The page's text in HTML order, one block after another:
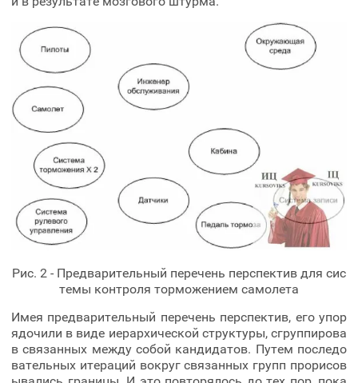
Рис. 2 - Предварительный перечень перспектив для сис
темы контроля торможением самолета
Имея предварительный перечень перспектив, его упор
ядочили в виде иерархической структуры, сгруппирова
в связанных между собой кандидатов. Путем последо
вательных итераций вокруг связанных групп прорисов